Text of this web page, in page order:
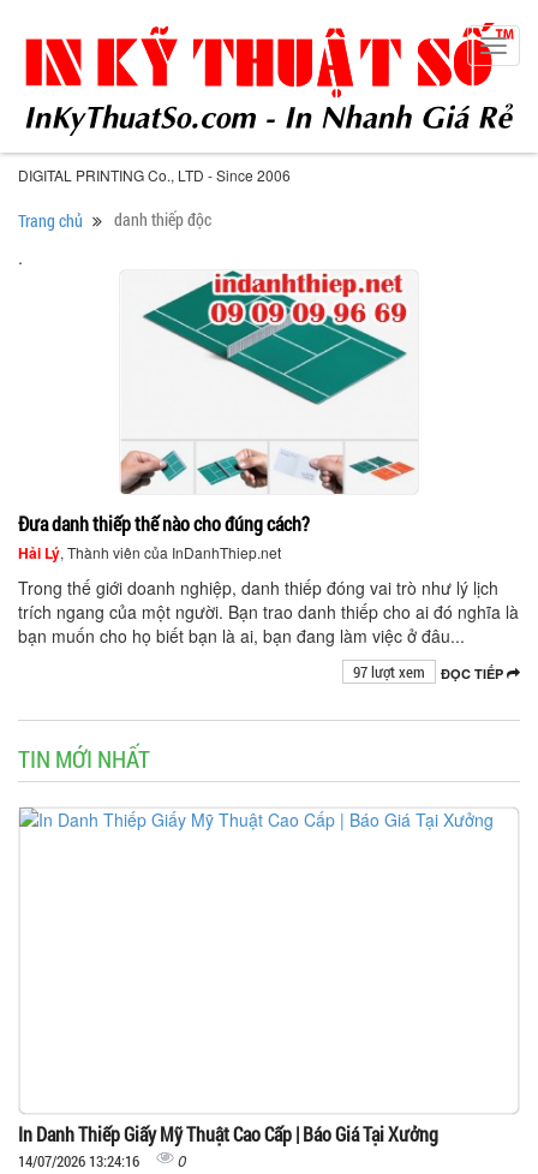
DIGITAL PRINTING Co., LTD - Since 2006
Trang chủ danh thiếp độc
.
Đưa danh thiếp thế nào cho đúng cách?
Hải Lý, Thành viên của InDanhThiep.net
Trong thế giới doanh nghiệp, danh thiếp đóng vai trò như lý lịch
trích ngang của một người. Bạn trao danh thiếp cho ai đó nghĩa là
bạn muốn cho họ biết bạn là ai, bạn đang làm việc ở đâu...
ĐỌC TIẾP
97 lượt xem
TIN MỚI NHẤT
In Danh Thiếp Giấy Mỹ Thuật Cao Cấp | Báo Giá Tại Xưởng
14/07/2026 13:24:16 0